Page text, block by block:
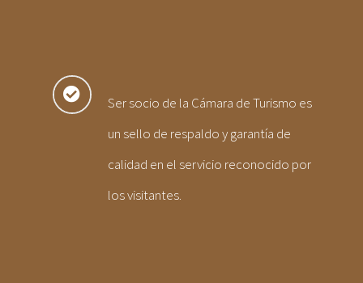
Ser socio de la Cámara de Turismo es
un sello de respaldo y garantía de
calidad en el servicio reconocido por
los visitantes.